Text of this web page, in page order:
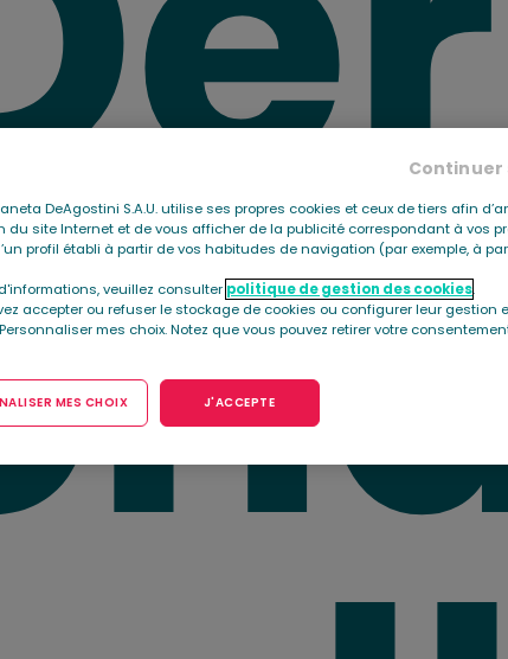
DeAgostini S.A.U. utilise ses propres cookies et ceux de tiers afin
du site Internet et de vous afficher de la publicité correspondant à vos
profil établi à partir de vos habitudes de navigation (par exemple, à
veuillez consulter politique de gestion des cookies.
accepter ou refuser le stockage de cookies ou configurer leur gestion
mes choix. Notez que vous pouvez retirer votre
J'ACCEPTE
MES CHOIX
Continuer